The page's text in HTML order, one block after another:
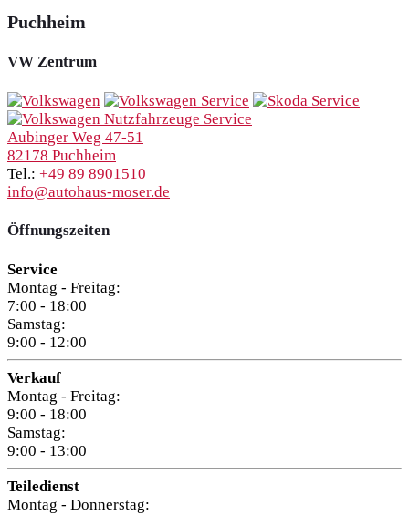
Puchheim
VW Zentrum
Aubinger Weg 47-51
82178 Puchheim
Tel.: +49 89 8901510
info@autohaus-moser.de
Öffnungszeiten
Service
Montag - Freitag:
7:00 - 18:00
Samstag:
9:00 - 12:00
Verkauf
Montag - Freitag:
9:00 - 18:00
Samstag:
9:00 - 13:00
Teiledienst
Montag - Donnerstag: